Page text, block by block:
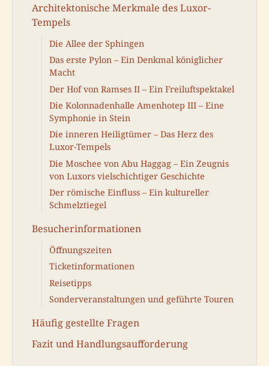
Architektonische Merkmale des Luxor-
Tempels
Die Allee der Sphingen
Das erste Pylon – Ein Denkmal königlicher
Macht
Der Hof von Ramses II – Ein Freiluftspektakel
Die Kolonnadenhalle Amenhotep III – Eine
Symphonie in Stein
Die inneren Heiligtümer – Das Herz des
Luxor-Tempels
Die Moschee von Abu Haggag – Ein Zeugnis
von Luxors vielschichtiger Geschichte
Der römische Einfluss – Ein kultureller
Schmelztiegel
Besucherinformationen
Öffnungszeiten
Ticketinformationen
Reisetipps
Sonderveranstaltungen und geführte Touren
Häufig gestellte Fragen
Fazit und Handlungsaufforderung